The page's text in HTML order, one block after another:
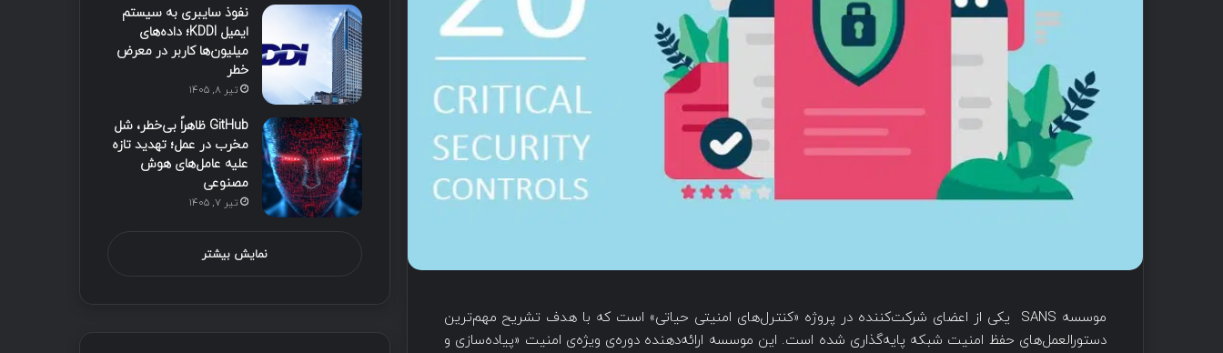
موسسه SANS یکی از اعضای شرکت‌کننده در پروژه «کنترل‌های امنیتی حیاتی» است که با هدف تشریح مهم‌ترین
دستورالعمل‌های حفظ امنیت شبکه پایه‌گذاری شده است. این موسسه ارائه‌دهنده دوره‌ی ویژه‌ی امنیت «پیاده‌سازی و
نفوذ سایبری به سیستم
ایمیل KDDI؛ داده‌های
میلیون‌ها کاربر در معرض
خطر
تیر ۸, ۱۴۰۵
GitHub ظاهراً بی‌خطر، شل
مخرب در عمل؛ تهدید تازه
علیه عامل‌های هوش
مصنوعی
تیر ۷, ۱۴۰۵
نمایش بیشتر